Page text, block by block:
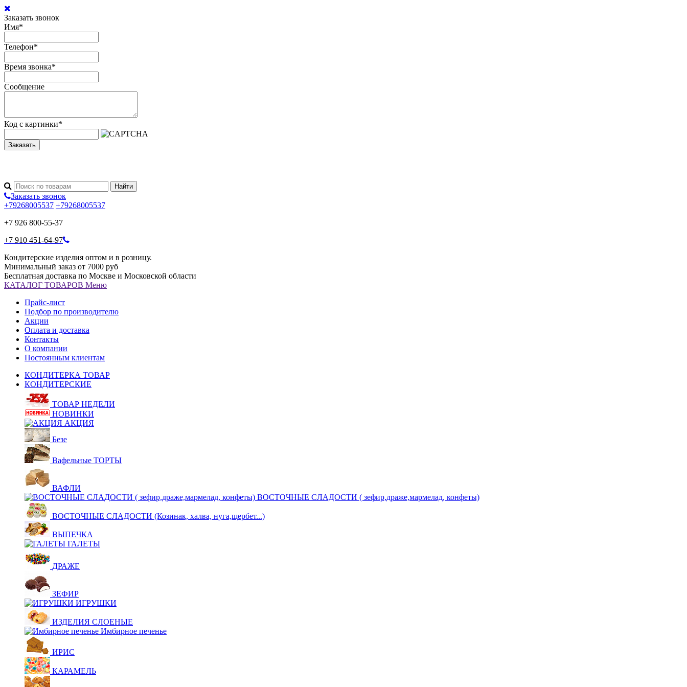
Заказать звонок
Имя*
Телефон*
Время звонка*
Сообщение
Код с картинки*
Заказать
Заказать звонок
+79268005537 +79268005537
+7 926 800-55-37
+7 910 451-64-97
Кондитерские изделия оптом и в розницу.
Минимальный заказ от 7000 руб
Бесплатная доставка по Москве и Московской области
КАТАЛОГ ТОВАРОВ Меню
Прайс-лист
Подбор по производителю
Акции
Оплата и доставка
Контакты
О компании
Постоянным клиентам
КОНДИТЕРКА ТОВАР
КОНДИТЕРСКИЕ
ТОВАР НЕДЕЛИ
НОВИНКИ
АКЦИЯ
Безе
Вафельные ТОРТЫ
ВАФЛИ
ВОСТОЧНЫЕ СЛАДОСТИ ( зефир,драже,мармелад, конфеты)
ВОСТОЧНЫЕ СЛАДОСТИ (Козинак, халва, нуга,щербет...)
ВЫПЕЧКА
ГАЛЕТЫ
ДРАЖЕ
ЗЕФИР
ИГРУШКИ
ИЗДЕЛИЯ СЛОЕНЫЕ
Имбирное печенье
ИРИС
КАРАМЕЛЬ